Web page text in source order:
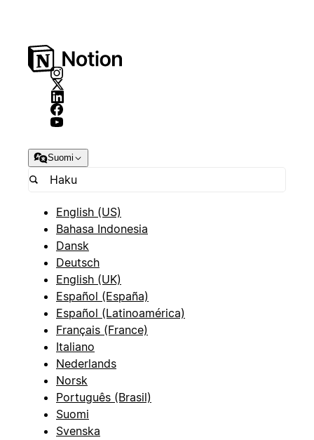
Suomi
English (US)
Bahasa Indonesia
Dansk
Deutsch
English (UK)
Español (España)
Español (Latinoamérica)
Français (France)
Italiano
Nederlands
Norsk
Português (Brasil)
Suomi
Svenska